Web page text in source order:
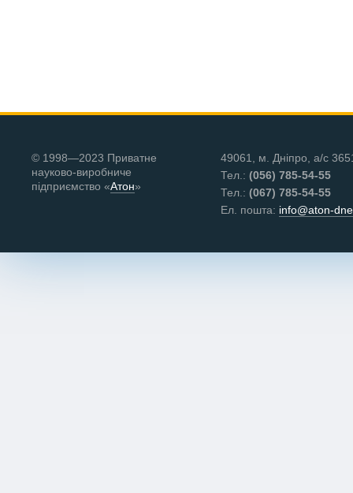
© 1998—2023 Приватне
науково‑виробниче
підприємство «Атон»
49061, м. Дніпро, а/с
Тел.: (056) 785-54-55
Тел.: (067) 785-54-55
Ел. пошта: info@aton-